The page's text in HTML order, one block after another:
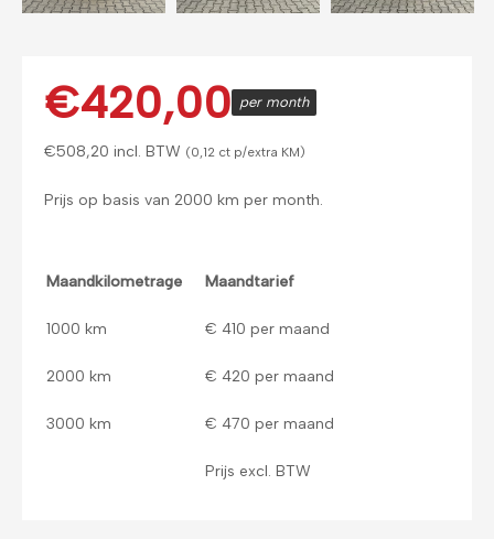
€420,00 per month
€508,20 incl. BTW (0,12 ct p/extra KM)
Prijs op basis van 2000 km per month.
Maandkilometrage Maandtarief
1000 km € 410 per maand
2000 km € 420 per maand
3000 km € 470 per maand
Prijs excl. BTW